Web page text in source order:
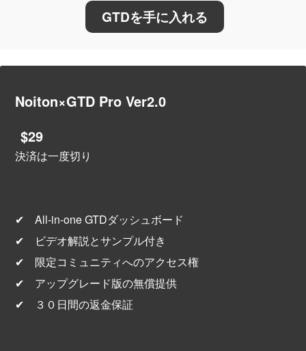
GTDを手に入れる
Noiton×GTD Pro Ver2.0
$29
決済は一度切り
✔︎　All-in-one GTDダッシュボード
✔︎　ビデオ解説とサンプル付き
✔︎　限定コミュニティへのアクセス権
✔︎　アップグレード版の無償提供
✔︎　３０日間の返金保証